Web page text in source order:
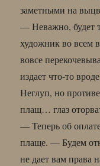
заметными на
— Неважно, будет
художник во всем
вовсе
издает что-то
Неглуп, но
плащ… глаз
— Теперь об
плаще. — Будем
не дает вам права